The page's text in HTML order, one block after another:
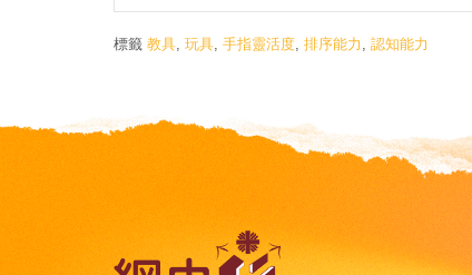
標籤 教具 玩具 手指靈活度 排序能力 認知能力